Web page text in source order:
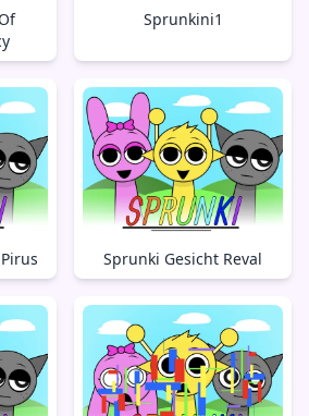
Sprunkini1
Sprunki Gesicht Reval